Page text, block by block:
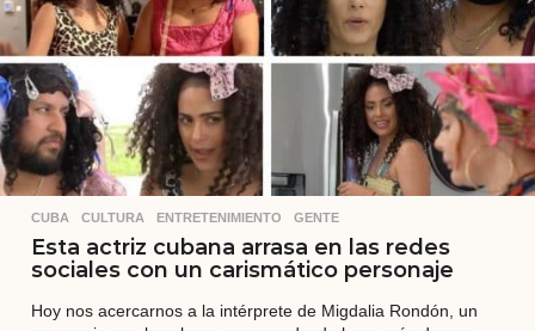
CUBA ,CULTURA ,ENTRETENIMIENTO ,GENTE
Esta actriz cubana arrasa en las redes
sociales con un carismático personaje
Hoy nos acercarnos a la intérprete de Migdalia Rondón, un